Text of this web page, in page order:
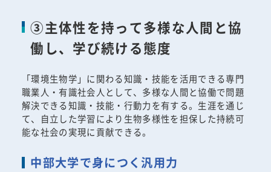
③主体性を持って多様な人間と協
働し、学び続ける態度
「環境生物学」に関わる知識・技能を活用できる専門
職業人・有識社会人として、多様な人間と協働で問題
解決できる知識・技能・行動力を有する。生涯を通じ
て、自立した学習により生物多様性を担保した持続可
能な社会の実現に貢献できる。
中部大学で身につく汎用力